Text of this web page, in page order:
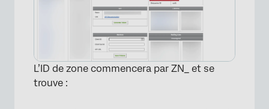
L’ID de zone commencera par ZN_ et se
trouve :